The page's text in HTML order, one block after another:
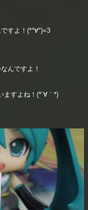
すよ！(*°∀°)=3
んですよ！
ますよね！(*´∀｀*)